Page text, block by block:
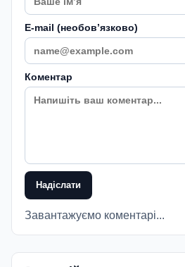
E-mail (необовʼязково)
Коментар
Надіслати
Завантажуємо коментарі...